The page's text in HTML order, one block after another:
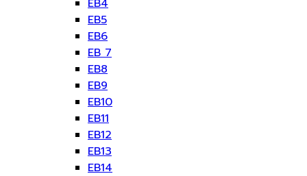
EB4
EB5
EB6
EB 7
EB8
EB9
EB10
EB11
EB12
EB13
EB14